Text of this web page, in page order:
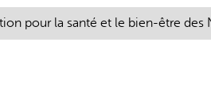
pour la santé et le bien-être des